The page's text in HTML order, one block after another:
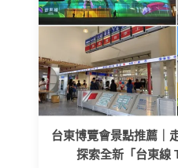
台東博覽會景點推薦｜
探索全新「台東線